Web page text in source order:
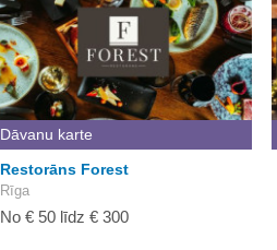
Dāvanu karte
Restorāns Forest
Rīga
No € 50 līdz € 300